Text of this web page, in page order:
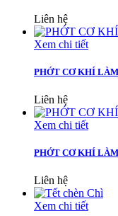
Liên hệ
Xem chi tiết
PHỚT CƠ KHÍ
Liên hệ
Xem chi tiết
PHỚT CƠ KHÍ
Liên hệ
Xem chi tiết